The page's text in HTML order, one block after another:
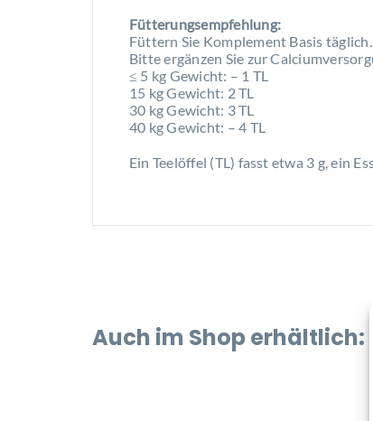
Fütterungsempfehlung:
Füttern Sie Komplement Basis täglich.
Bitte ergänzen Sie zur
≤ 5 kg Gewicht: – 1 TL
15 kg Gewicht: 2 TL
30 kg Gewicht: 3 TL
40 kg Gewicht: – 4 TL
Ein Teelöffel (TL) fasst etwa 3 g, ein
Auch im Shop erhältlich: